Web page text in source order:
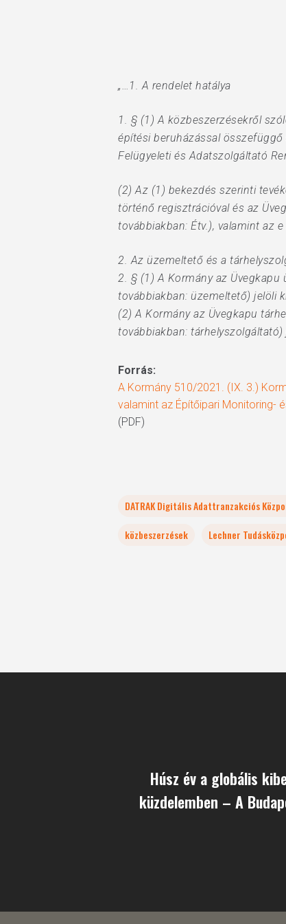
„…1. A rendelet hatálya
1. § (1) A közbeszerzésekről
építési beruházással
Felügyeleti és Adatszolgáltató
(2) Az (1) bekezdés szerinti
történő regisztrációval és az
továbbiakban: Étv.), valamint az
2. Az üzemeltető és a
2. § (1) A Kormány az
továbbiakban: üzemeltető) jelöli
(2) A Kormány az Üvegkapu
továbbiakban: tárhelyszolgáltató)
Forrás:
A Kormány 510/2021. (IX. 3.)
valamint az Építőipari Monitoring-
(PDF)
DATRAK Digitális Adattranzakciós
közbeszerzések
Lechner
Húsz év a globális
küzdelemben – A